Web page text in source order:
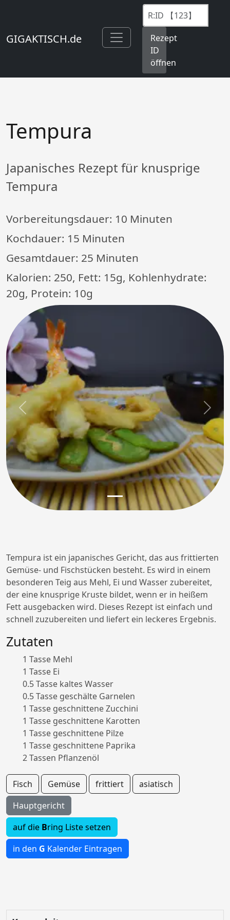
GIGAKTISCH.de
Rezept
ID
öffnen
Tempura
Japanisches Rezept für knusprige
Tempura
Vorbereitungsdauer: 10 Minuten
Kochdauer: 15 Minuten
Gesamtdauer: 25 Minuten
Kalorien: 250, Fett: 15g, Kohlenhydrate:
20g, Protein: 10g
Previous Next
Tempura ist ein japanisches Gericht, das aus frittierten
Gemüse- und Fischstücken besteht. Es wird in einem
besonderen Teig aus Mehl, Ei und Wasser zubereitet,
der eine knusprige Kruste bildet, wenn er in heißem
Fett ausgebacken wird. Dieses Rezept ist einfach und
schnell zuzubereiten und liefert ein leckeres Ergebnis.
Zutaten
1 Tasse Mehl
1 Tasse Ei
0.5 Tasse kaltes Wasser
0.5 Tasse geschälte Garnelen
1 Tasse geschnittene Zucchini
1 Tasse geschnittene Karotten
1 Tasse geschnittene Pilze
1 Tasse geschnittene Paprika
2 Tassen Pflanzenöl
Fisch Gemüse frittiert
asiatisch
Hauptgericht
auf die Bring Liste setzen
in den G Kalender Eintragen